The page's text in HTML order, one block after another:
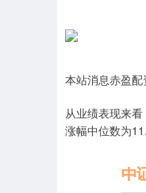
本站消息赤盈
从业绩表现来
涨幅中位数为